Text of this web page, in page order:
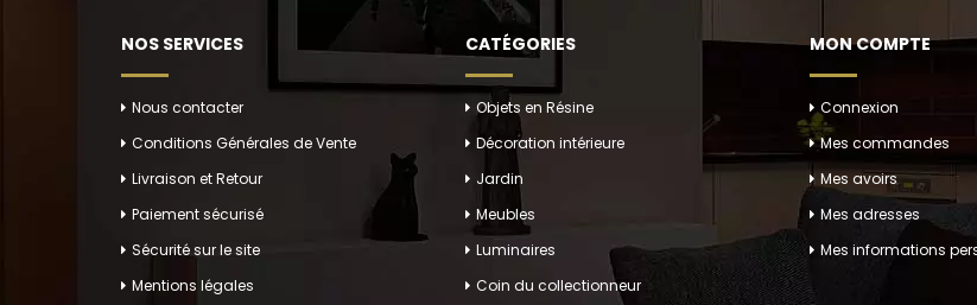
NOS SERVICES
Nous contacter
Conditions Générales de Vente
Livraison et Retour
Paiement sécurisé
Sécurité sur le site
Mentions légales
CATÉGORIES
Objets en Résine
Décoration intérieure
Jardin
Meubles
Luminaires
Coin du collectionneur
MON COMPTE
Connexion
Mes commandes
Mes avoirs
Mes adresses
Mes informations